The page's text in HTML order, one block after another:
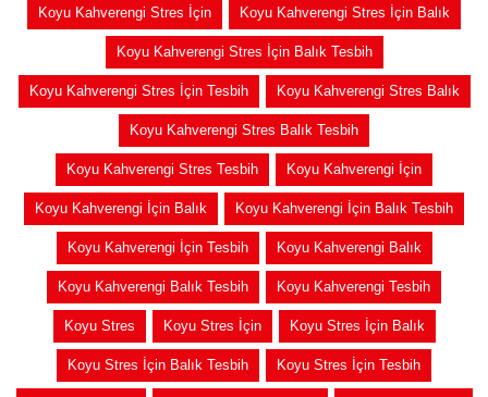
Koyu Kahverengi Stres İçin Koyu Kahverengi Stres İçin Balık
Koyu Kahverengi Stres İçin Balık Tesbih
Koyu Kahverengi Stres İçin Tesbih Koyu Kahverengi Stres Balık
Koyu Kahverengi Stres Balık Tesbih
Koyu Kahverengi Stres Tesbih Koyu Kahverengi İçin
Koyu Kahverengi İçin Balık Koyu Kahverengi İçin Balık Tesbih
Koyu Kahverengi İçin Tesbih Koyu Kahverengi Balık
Koyu Kahverengi Balık Tesbih Koyu Kahverengi Tesbih
Koyu Stres Koyu Stres İçin Koyu Stres İçin Balık
Koyu Stres İçin Balık Tesbih Koyu Stres İçin Tesbih